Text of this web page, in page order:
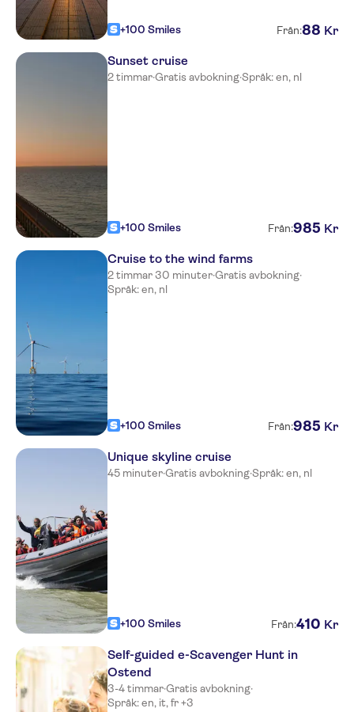
+100 Smiles Från:88 Kr
Sunset cruise
2 timmar·Gratis avbokning·Språk: en, nl
+100 Smiles Från:985 Kr
Cruise to the wind farms
2 timmar 30 minuter·Gratis avbokning·
Språk: en, nl
+100 Smiles Från:985 Kr
Unique skyline cruise
45 minuter·Gratis avbokning·Språk: en, nl
+100 Smiles Från:410 Kr
Self-guided e-Scavenger Hunt in
Ostend
3-4 timmar·Gratis avbokning·
Språk: en, it, fr +3